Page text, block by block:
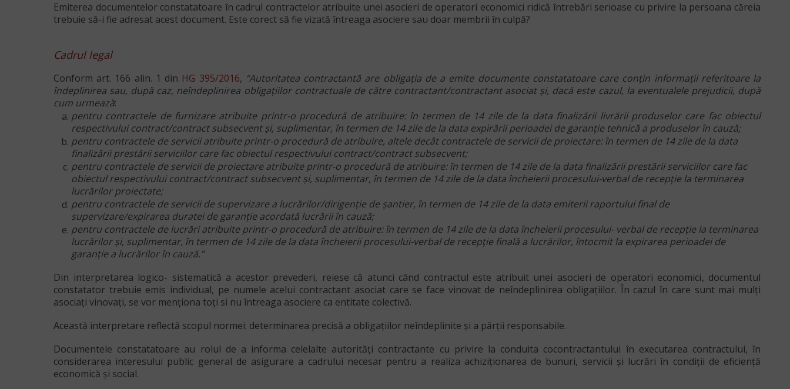
Emiterea documentelor constatatoare în cadrul contractelor atribuite unei asocieri de operatori economici ridică întrebări serioase cu privire la persoana căreia
trebuie să-i fie adresat acest document. Este corect să fie vizată întreaga asociere sau doar membrii în culpă?
Cadrul legal
Conform art. 166 alin. 1 din HG 395/2016, “Autoritatea contractantă are obligația de a emite documente constatatoare care conțin informații referitoare la
îndeplinirea sau, după caz, neîndeplinirea obligațiilor contractuale de către contractant/contractant asociat şi, dacă este cazul, la eventualele prejudicii, după
cum urmează:
pentru contractele de furnizare atribuite printr-o procedură de atribuire: în termen de 14 zile de la data finalizării livrării produselor care fac obiectul
respectivului contract/contract subsecvent şi, suplimentar, în termen de 14 zile de la data expirării perioadei de garanţie tehnică a produselor în cauză;
pentru contractele de servicii atribuite printr-o procedură de atribuire, altele decât contractele de servicii de proiectare: în termen de 14 zile de la data
finalizării prestării serviciilor care fac obiectul respectivului contract/contract subsecvent;
pentru contractele de servicii de proiectare atribuite printr-o procedură de atribuire: în termen de 14 zile de la data finalizării prestării serviciilor care fac
obiectul respectivului contract/contract subsecvent şi, suplimentar, în termen de 14 zile de la data încheierii procesului-verbal de recepţie la terminarea
lucrărilor proiectate;
pentru contractele de servicii de supervizare a lucrărilor/dirigenţie de şantier, în termen de 14 zile de la data emiterii raportului final de
supervizare/expirarea duratei de garanţie acordată lucrării în cauză;
pentru contractele de lucrări atribuite printr-o procedură de atribuire: în termen de 14 zile de la data încheierii procesului- verbal de recepţie la terminarea
lucrărilor şi, suplimentar, în termen de 14 zile de la data încheierii procesului-verbal de recepţie finală a lucrărilor, întocmit la expirarea perioadei de
garanţie a lucrărilor în cauză.”
Din interpretarea logico- sistematică a acestor prevederi, reiese că atunci când contractul este atribuit unei asocieri de operatori economici, documentul
constatator trebuie emis individual, pe numele acelui contractant asociatcare se face vinovat de neîndeplinirea obligațiilor. În cazul în care sunt mai mulți
asociați vinovați, se vor menționa toți si nu întreaga asociere ca entitate colectivă.
Această interpretare reflectă scopul normei: determinarea precisă a obligațiilor neîndeplinite și a părții responsabile.
Documentele constatatoare au rolul de a informa celelalte autorităţi contractante cu privire la conduita cocontractantului în executarea contractului, în
considerarea interesului public general de asigurare a cadrului necesar pentru a realiza achiziţionarea de bunuri, servicii şi lucrări în condiţii de eficienţă
economică şi social.